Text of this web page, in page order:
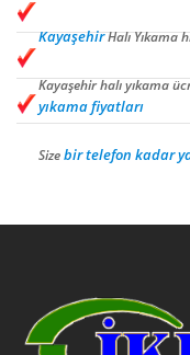
KayaşehirHalı Yıkama
Kayaşehir halı yıkama
yıkama fiyatları
Sizebir telefon kadar